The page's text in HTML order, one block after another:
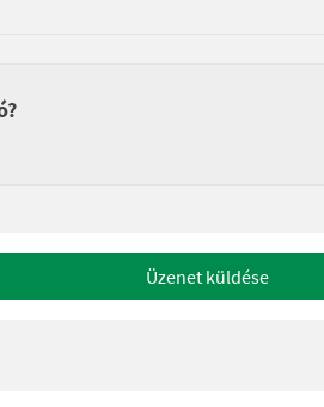
Üzenet küldése